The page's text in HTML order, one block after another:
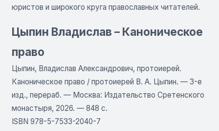
юристов и широкого круга православных читателей.
Цыпин Владислав – Каноническое
право
Цыпин, Владислав Александрович, протоиерей.
Каноническое право / протоиерей В. А. Цыпин. — 3-е
изд., перераб. — Москва: Издательство Сретенского
монастыря, 2026. — 848 с.
ISBN 978-5-7533-2040-7